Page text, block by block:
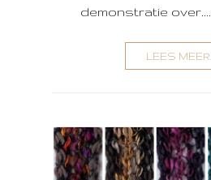
demonstratie over....
LEES MEER...